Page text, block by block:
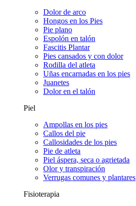
Dolor de arco
Hongos en los Pies
Pie plano
Espolón en talón
Fascitis Plantar
Pies cansados y con dolor
Rodilla del atleta
Uñas encarnadas en los pies
Juanetes
Dolor en el talón
Piel
Ampollas en los pies
Callos del pie
Callosidades de los pies
Pie de atleta
Piel áspera, seca o agrietada
Olor y transpiración
Verrugas comunes y plantares
Fisioterapia